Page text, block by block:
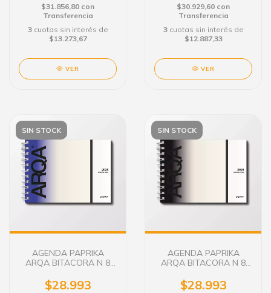
$31.856,80 con
Transferencia
3 cuotas sin interés de
$13.273,67
VER
$30.929,60 con
Transferencia
3 cuotas sin interés de
$12.887,33
VER
SIN STOCK
AGENDA PAPRIKA
ARQA BITACORA N 8
$28.993
SIN STOCK
AGENDA PAPRIKA
ARQA BITACORA N 8
EXPRESSO
$28.993